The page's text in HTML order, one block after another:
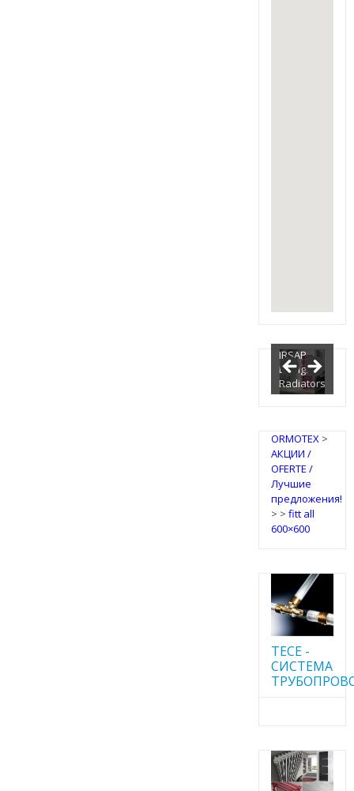
IRSAP
Design
Radiators
ORMOTEX>
АКЦИИ /
OFERTE /
Лучшие
предложения!
> > fitt all
600×600
TECE -
CИСТЕМА